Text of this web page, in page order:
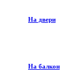
На двери
На балкон